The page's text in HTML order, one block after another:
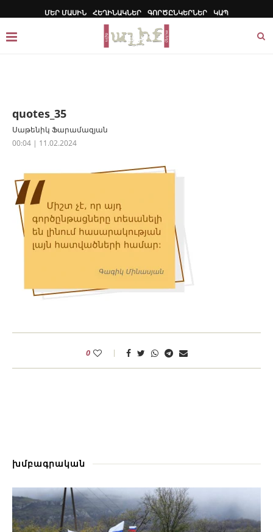
ՄԵՐ ՄԱՍԻՆ ՀԵՂԻՆԱԿՆԵՐ ԳՈՐԾԸՆԿԵՐՆԵՐ ԿԱՊ
quotes_35
Սաթենիկ Ֆարամազյան
00:04 | 11.02.2024
0
խմբագրական